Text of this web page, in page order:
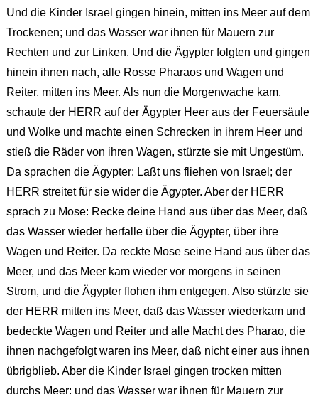
Und die Kinder Israel gingen hinein, mitten ins Meer auf dem
Trockenen; und das Wasser war ihnen für Mauern zur
Rechten und zur Linken. Und die Ägypter folgten und gingen
hinein ihnen nach, alle Rosse Pharaos und Wagen und
Reiter, mitten ins Meer. Als nun die Morgenwache kam,
schaute der HERR auf der Ägypter Heer aus der Feuersäule
und Wolke und machte einen Schrecken in ihrem Heer und
stieß die Räder von ihren Wagen, stürzte sie mit Ungestüm.
Da sprachen die Ägypter: Laßt uns fliehen von Israel; der
HERR streitet für sie wider die Ägypter. Aber der HERR
sprach zu Mose: Recke deine Hand aus über das Meer, daß
das Wasser wieder herfalle über die Ägypter, über ihre
Wagen und Reiter. Da reckte Mose seine Hand aus über das
Meer, und das Meer kam wieder vor morgens in seinen
Strom, und die Ägypter flohen ihm entgegen. Also stürzte sie
der HERR mitten ins Meer, daß das Wasser wiederkam und
bedeckte Wagen und Reiter und alle Macht des Pharao, die
ihnen nachgefolgt waren ins Meer, daß nicht einer aus ihnen
übrigblieb. Aber die Kinder Israel gingen trocken mitten
durchs Meer; und das Wasser war ihnen für Mauern zur